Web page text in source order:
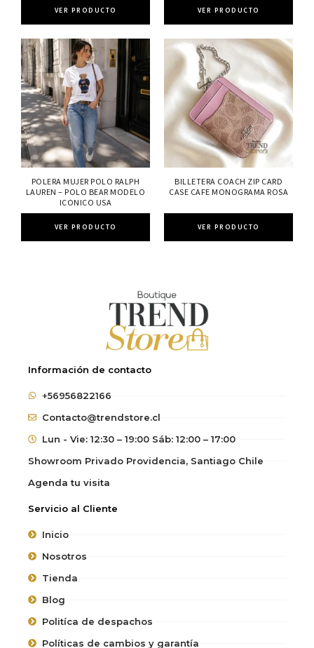
VER PRODUCTO VER PRODUCTO
POLERA MUJER POLO RALPH
LAUREN – POLO BEAR MODELO
ICONICO USA
VER PRODUCTO
BILLETERA COACH ZIP CARD
CASE CAFE MONOGRAMA ROSA
VER PRODUCTO
Información de contacto
+56956822166
Contacto@trendstore.cl
Lun - Vie: 12:30 – 19:00 Sáb: 12:00 – 17:00
Showroom Privado Providencia, Santiago Chile
Agenda tu visita
Servicio al Cliente
Inicio
Nosotros
Tienda
Blog
Politíca de despachos
Políticas de cambios y garantía